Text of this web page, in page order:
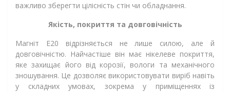
важливо зберегти цілісність стін чи обладнання.
Якість, покриття та довговічність
Магніт Е20 відрізняється не лише силою, але й
довговічністю. Найчастіше він має нікелеве покриття,
яке захищає його від корозії, вологи та механічного
зношування. Це дозволяє використовувати виріб навіть
у складних умовах, зокрема у приміщеннях із